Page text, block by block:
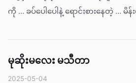
ကို … ခပ်ပေါပေါနဲ့ ရောင်းစားနေတဲ့ … မိန်
မုဆိုးမလေး မသီတာ
2025-05-04